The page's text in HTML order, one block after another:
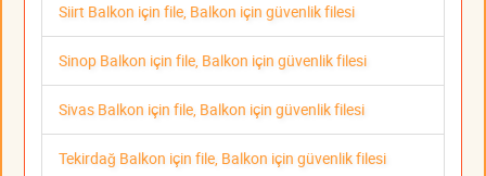
Siirt Balkon için file, Balkon için güvenlik filesi
Sinop Balkon için file, Balkon için güvenlik filesi
Sivas Balkon için file, Balkon için güvenlik filesi
Tekirdağ Balkon için file, Balkon için güvenlik filesi